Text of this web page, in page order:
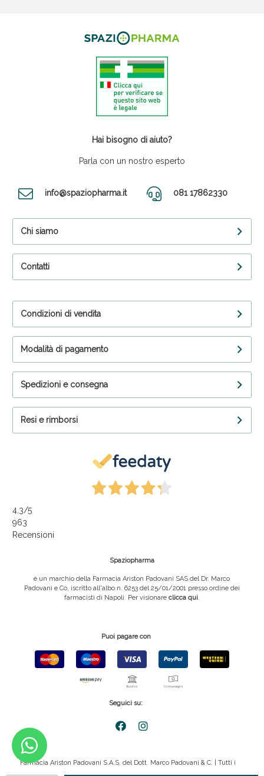
Hai bisogno di aiuto?
Parla con un nostro esperto
info@spaziopharma.it 081 17862330
Chi siamo
Contatti
Condizioni di vendita
Modalità di pagamento
Spedizioni e consegna
Resi e rimborsi
4,3/5
963
Recensioni
Spaziopharma
è un marchio della Farmacia Ariston Padovani SAS del Dr. Marco
Padovani e Co, iscritto all'albo n. 6253 del 25/01/2001 presso ordine dei
farmacisti di Napoli. Per visionare clicca qui.
Puoi pagare con
Seguici su:
Farmacia Ariston Padovani S.A.S. del Dott. Marco Padovani & C. | Tutti i